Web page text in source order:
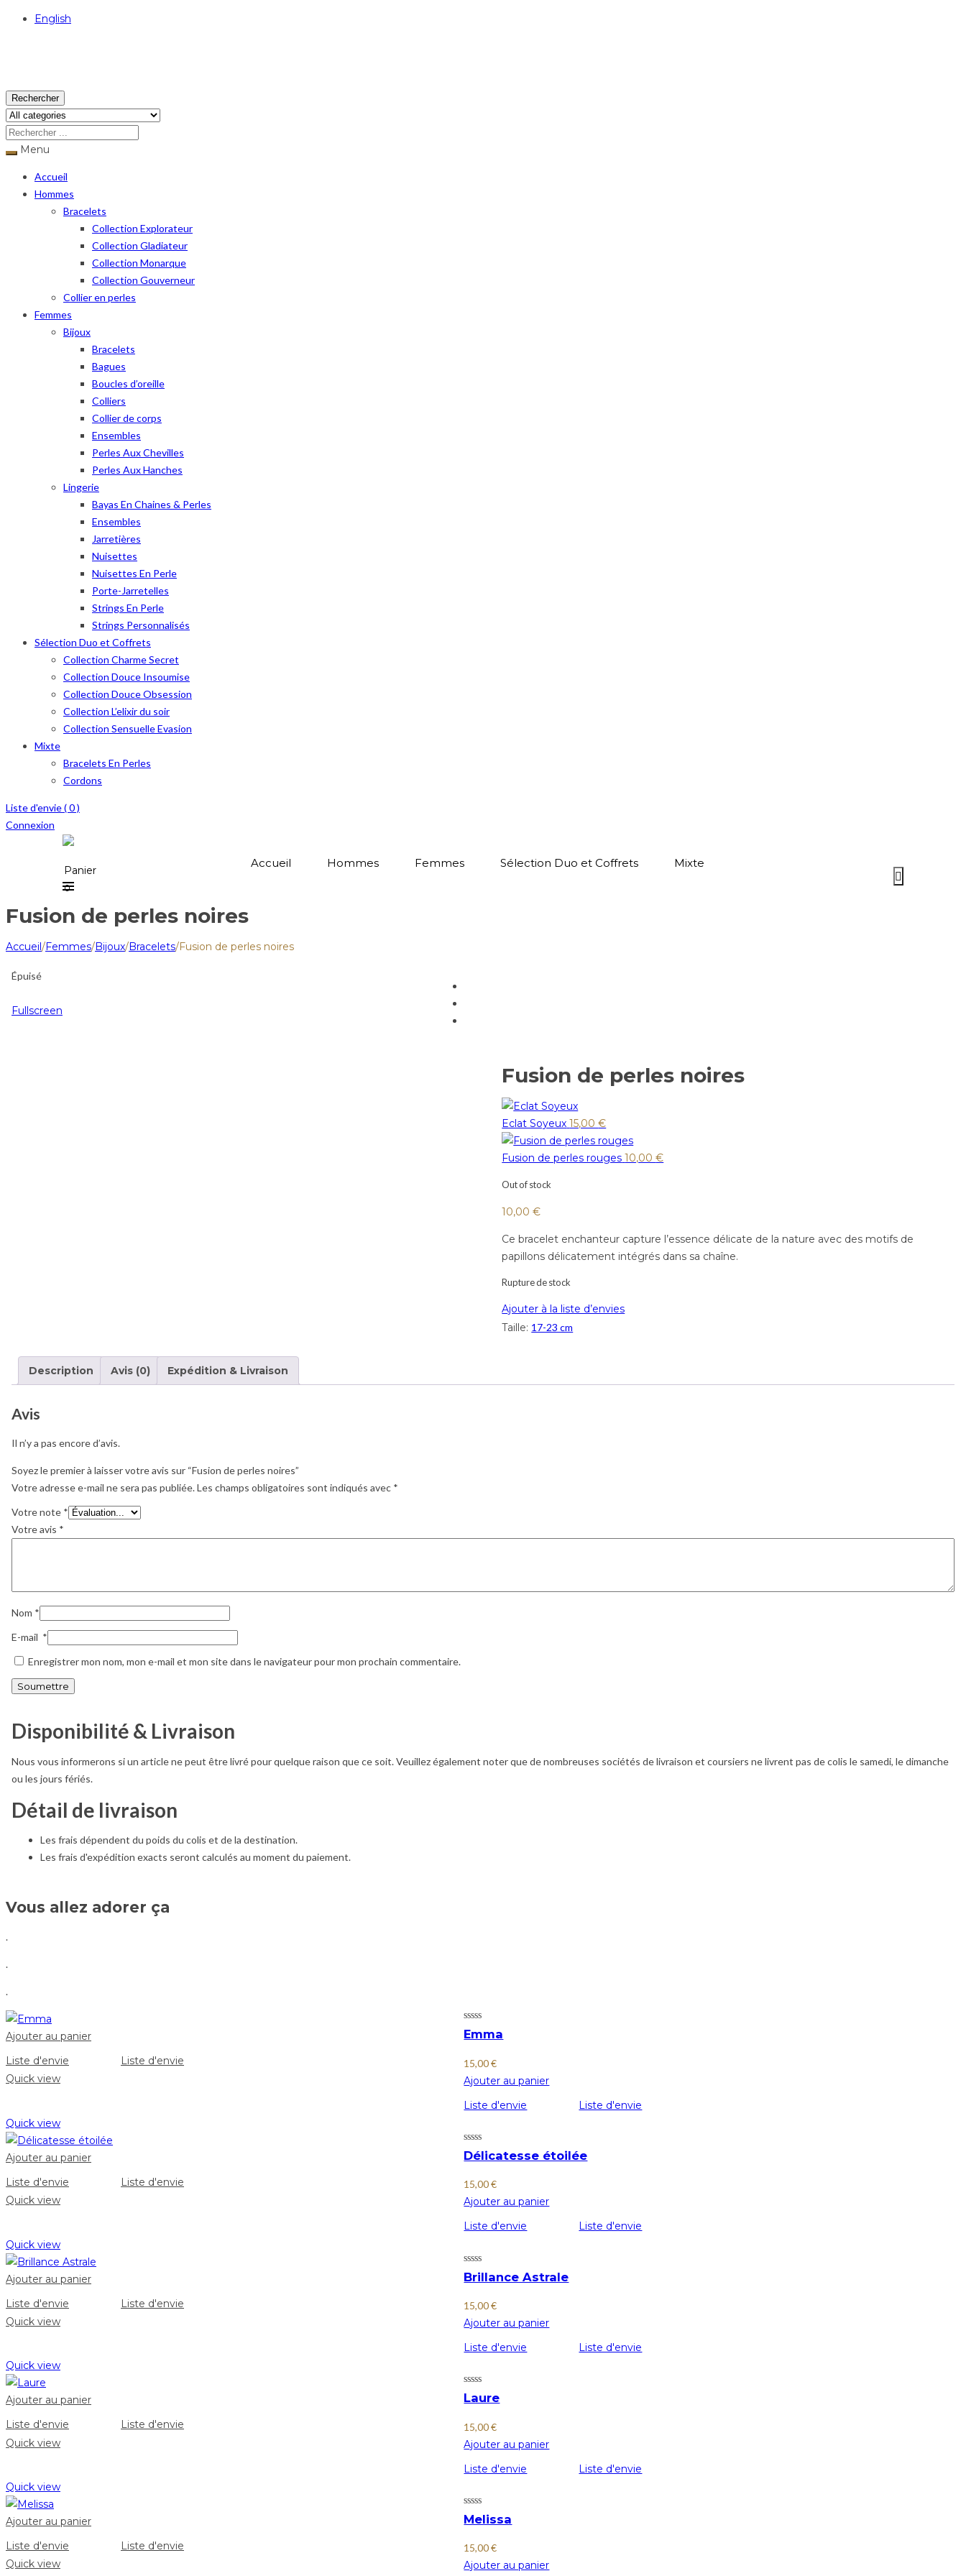
English
Rechercher
Menu
Accueil
Hommes
Bracelets
Collection Explorateur
Collection Gladiateur
Collection Monarque
Collection Gouverneur
Collier en perles
Femmes
Bijoux
Bracelets
Bagues
Boucles d’oreille
Colliers
Collier de corps
Ensembles
Perles Aux Chevilles
Perles Aux Hanches
Lingerie
Bayas En Chaines & Perles
Ensembles
Jarretières
Nuisettes
Nuisettes En Perle
Porte-Jarretelles
Strings En Perle
Strings Personnalisés
Sélection Duo et Coffrets
Collection Charme Secret
Collection Douce Insoumise
Collection Douce Obsession
Collection L’elixir du soir
Collection Sensuelle Evasion
Mixte
Bracelets En Perles
Cordons
Liste d'envie (0)
Connexion
Accueil Hommes Femmes Sélection Duo et Coffrets Mixte
Panier
0
Fusion de perles noires
Accueil/Femmes/Bijoux/Bracelets/Fusion de perles noires
Épuisé
Fullscreen
Fusion de perles noires
Eclat Soyeux 15,00€
Fusion de perles rouges 10,00€
Out of stock
10,00€
Ce bracelet enchanteur capture l’essence délicate de la nature avec des motifs de
papillons délicatement intégrés dans sa chaîne.
Rupture de stock
Ajouter à la liste d’envies
Taille: 17-23 cm
Description Avis (0) Expédition & Livraison
Avis
Il n’y a pas encore d’avis.
Soyez le premier à laisser votre avis sur “Fusion de perles noires”
Votre adresse e-mail ne sera pas publiée.Les champs obligatoires sont indiqués avec *
Votre note *
Votre avis *
Nom *
E-mail *
Enregistrer mon nom, mon e-mail et mon site dans le navigateur pour mon prochain commentaire.
Disponibilité & Livraison
Nous vous informerons si un article ne peut être livré pour quelque raison que ce soit. Veuillez également noter que de nombreuses sociétés de livraison et coursiers ne livrent pas de colis le samedi, le dimanche
ou les jours fériés.
Détail de livraison
Les frais dépendent du poids du colis et de la destination.
Les frais d'expédition exacts seront calculés au moment du paiement.
Vous allez adorer ça
.
.
.
Ajouter au panier
Liste d'envie
Liste d'envie
Quick view
Emma
15,00€
Ajouter au panier
Liste d'envie
Liste d'envie
Quick view
Ajouter au panier
Liste d'envie
Liste d'envie
Quick view
Délicatesse étoilée
15,00€
Ajouter au panier
Liste d'envie
Liste d'envie
Quick view
Ajouter au panier
Liste d'envie
Liste d'envie
Quick view
Brillance Astrale
15,00€
Ajouter au panier
Liste d'envie
Liste d'envie
Quick view
Ajouter au panier
Liste d'envie
Liste d'envie
Quick view
Laure
15,00€
Ajouter au panier
Liste d'envie
Liste d'envie
Quick view
Ajouter au panier
Liste d'envie
Liste d'envie
Quick view
Melissa
15,00€
Ajouter au panier